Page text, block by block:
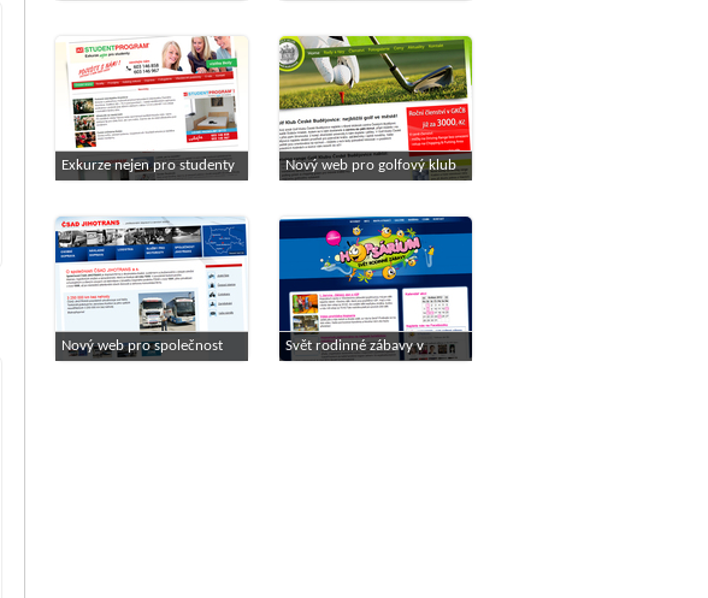
bytů České Budějovice
cykloturisty
Exkurze nejen pro studenty Nový web pro golfový klub
Nový web pro společnost
Svět rodinné zábavy v